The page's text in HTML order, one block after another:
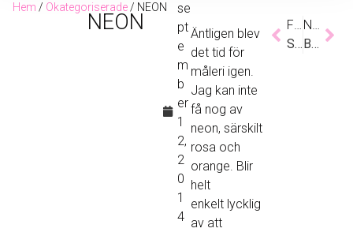
Hem / Okategoriserade/ NEON
NEON
se
pt
e
m
b
er
1
2,
2
0
1
4
Äntligen blev
det tid för
måleri igen.
Jag kan inte
få nog av
neon, särskilt
rosa och
orange. Blir
helt
enkelt lycklig
av att
Föregående
SINNENAS EXPANSION I FÄRG
Nästa
BARNENS MÅLERI